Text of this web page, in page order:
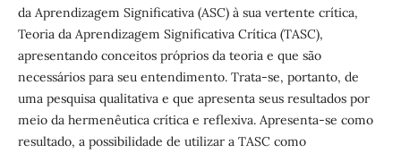
da Aprendizagem Significativa (ASC) à sua vertente crítica,
Teoria da Aprendizagem Significativa Crítica (TASC),
apresentando conceitos próprios da teoria e que são
necessários para seu entendimento. Trata-se, portanto, de
uma pesquisa qualitativa e que apresenta seus resultados por
meio da hermenêutica crítica e reflexiva. Apresenta-se como
resultado, a possibilidade de utilizar a TASC como